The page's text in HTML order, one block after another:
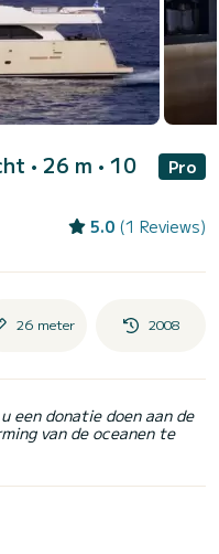
• 26 m • 10
Pro
5.0 (1 Reviews)
26 meter 2008
een donatie doen aan de
van de oceanen te